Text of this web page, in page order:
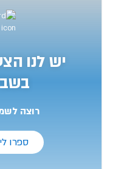
יש לנו
רוצה
ספרו